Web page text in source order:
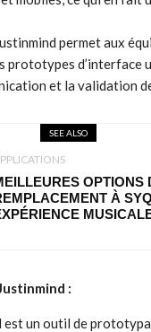
permet aux
prototypes d’interface
et la validation
SEE ALSO
OPTIONS
À
:
est un outil de